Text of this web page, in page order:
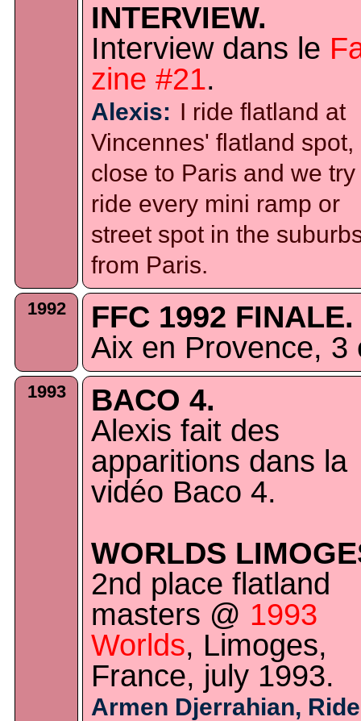
INTERVIEW.
Interview dans le
zine #21.
Alexis: I ride flatland at
Vincennes' flatland spot,
close to Paris and we try
ride every mini ramp or
street spot in the
from Paris.
1992
FFC 1992 FINALE.
Aix en Provence,
1993
BACO 4.
Alexis fait des
apparitions dans la
vidéo Baco 4.
WORLDS
2nd place flatland
masters @ 1993
Worlds, Limoges,
France, july 1993.
Armen Djerrahian, Ride